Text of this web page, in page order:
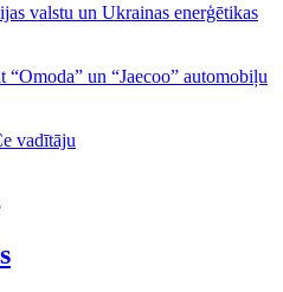
valstu un Ukrainas enerģētikas
un “Jaecoo” automobiļu
vadītāju